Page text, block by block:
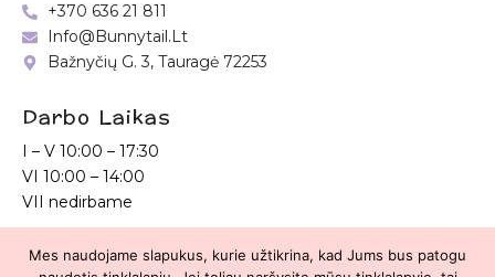
+370 636 21 811
Info@bunnytail.lt
Bažnyčių G. 3, Tauragė 72253
Darbo Laikas
I – V 10:00 – 17:30
VI 10:00 – 14:00
VII nedirbame
Mes naudojame slapukus, kurie užtikrina, kad Jums bus patogu